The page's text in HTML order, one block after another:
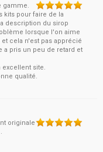
gamme.
kits pour faire de la
description du sirop
lorsque l'on aime
cela n'est pas apprécié
a pris un peu de retard et
excellent site.
qualité.
originale